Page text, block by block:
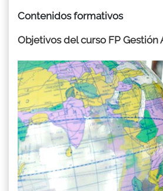
Contenidos formativos
Objetivos del curso FP Gestión